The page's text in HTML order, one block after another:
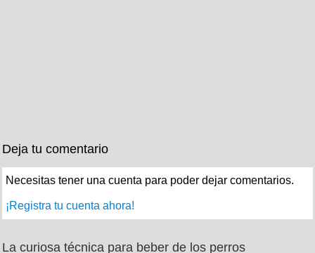
Deja tu comentario
Necesitas tener una cuenta para poder dejar comentarios.
¡Registra tu cuenta ahora!
La curiosa técnica para beber de los perros